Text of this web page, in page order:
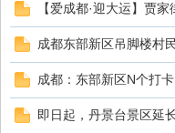
【爱成都·迎大运】贾
成都东部新区吊脚楼村
成都：东部新区N个打
即日起，丹景台景区延